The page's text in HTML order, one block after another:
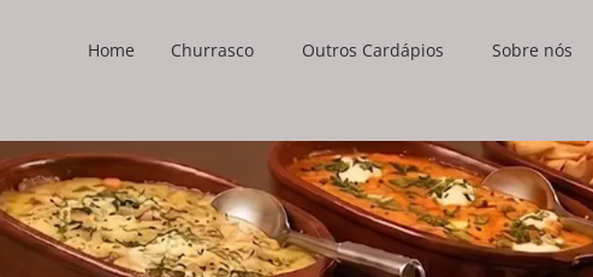
Home Churrasco Outros Cardápios Sobre nós